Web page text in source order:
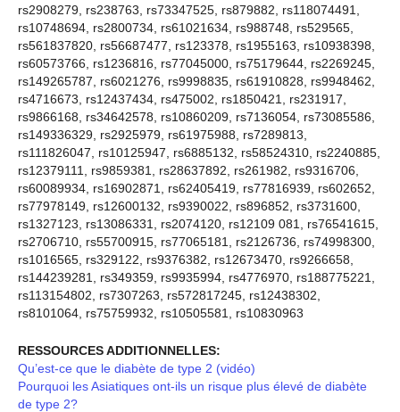
rs2908279, rs238763, rs73347525, rs879882, rs118074491,
rs10748694, rs2800734, rs61021634, rs988748, rs529565,
rs561837820, rs56687477, rs123378, rs1955163, rs10938398,
rs60573766, rs1236816, rs77045000, rs75179644, rs2269245,
rs149265787, rs6021276, rs9998835, rs61910828, rs9948462,
rs4716673, rs12437434, rs475002, rs1850421, rs231917,
rs9866168, rs34642578, rs10860209, rs7136054, rs73085586,
rs149336329, rs2925979, rs61975988, rs7289813,
rs111826047, rs10125947, rs6885132, rs58524310, rs2240885,
rs12379111, rs9859381, rs28637892, rs261982, rs9316706,
rs60089934, rs16902871, rs62405419, rs77816939, rs602652,
rs77978149, rs12600132, rs9390022, rs896852, rs3731600,
rs1327123, rs13086331, rs2074120, rs12109 081, rs76541615,
rs2706710, rs55700915, rs77065181, rs2126736, rs74998300,
rs1016565, rs329122, rs9376382, rs12673470, rs9266658,
rs144239281, rs349359, rs9935994, rs4776970, rs188775221,
rs113154802, rs7307263, rs572817245, rs12438302,
rs8101064, rs75759932, rs10505581, rs10830963
RESSOURCES ADDITIONNELLES:
Qu’est-ce que le diabète de type 2 (vidéo)
Pourquoi les Asiatiques ont-ils un risque plus élevé de diabète
de type 2?